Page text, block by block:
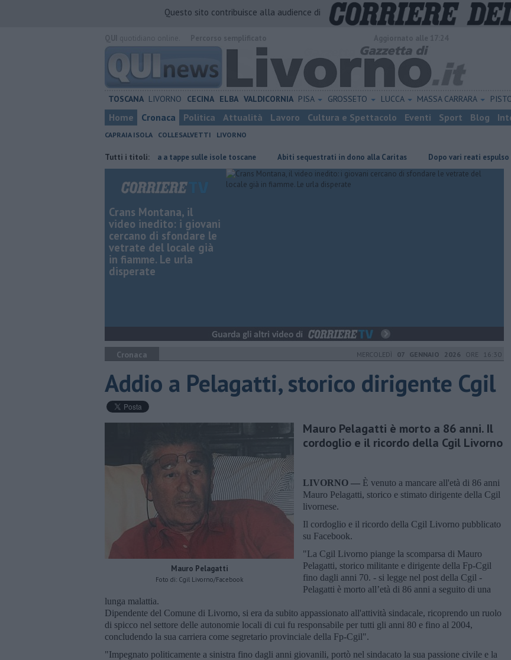
Questo sito contribuisce alla audience di
TOSCANA LIVORNO CECINA ELBA VALDICORNIA PISA GROSSETO LUCCA MASSA CARRARA
Home Cronaca Politica Attualità Lavoro Cultura e Spettacolo Eventi Sport Blog
CAPRAIA ISOLA COLLESALVETTI LIVORNO
Tutti i titoli:
Gara podistica a tappe sulle isole toscane Abiti sequestrati in dono alla Caritas Dopo vari reati espulso un
Crans Montana, il
video inedito: i giovani
cercano di sfondare le
vetrate del locale già
in fiamme. Le urla
disperate
Cronaca MERCOLEDÌ 07 GENNAIO 2026 ORE 16:30
Addio a Pelagatti, storico dirigente Cgil
Mauro Pelagatti
Foto di: Cgil Livorno/Facebook
Mauro Pelagatti è morto a 86 anni. Il
cordoglio e il ricordo della Cgil Livorno
LIVORNO — È venuto a mancare all'età di 86 anni
Mauro Pelagatti, storico e stimato dirigente della Cgil
livornese.
Il cordoglio e il ricordo della Cgil Livorno pubblicato
su Facebook.
"La Cgil Livorno piange la scomparsa di Mauro
Pelagatti, storico militante e dirigente della Fp-Cgil
fino dagli anni 70. - si legge nel post della Cgil -
Pelagatti è morto all’età di 86 anni a seguito di una
lunga malattia.
Dipendente del Comune di Livorno, si era da subito appassionato all'attività sindacale, ricoprendo un ruolo
di spicco nel settore delle autonomie locali di cui fu responsabile per tutti gli anni 80 e fino al 2004,
concludendo la sua carriera come segretario provinciale della Fp-Cgil".
"Impegnato politicamente a sinistra fino dagli anni giovanili, portò nel sindacato la sua passione civile e la